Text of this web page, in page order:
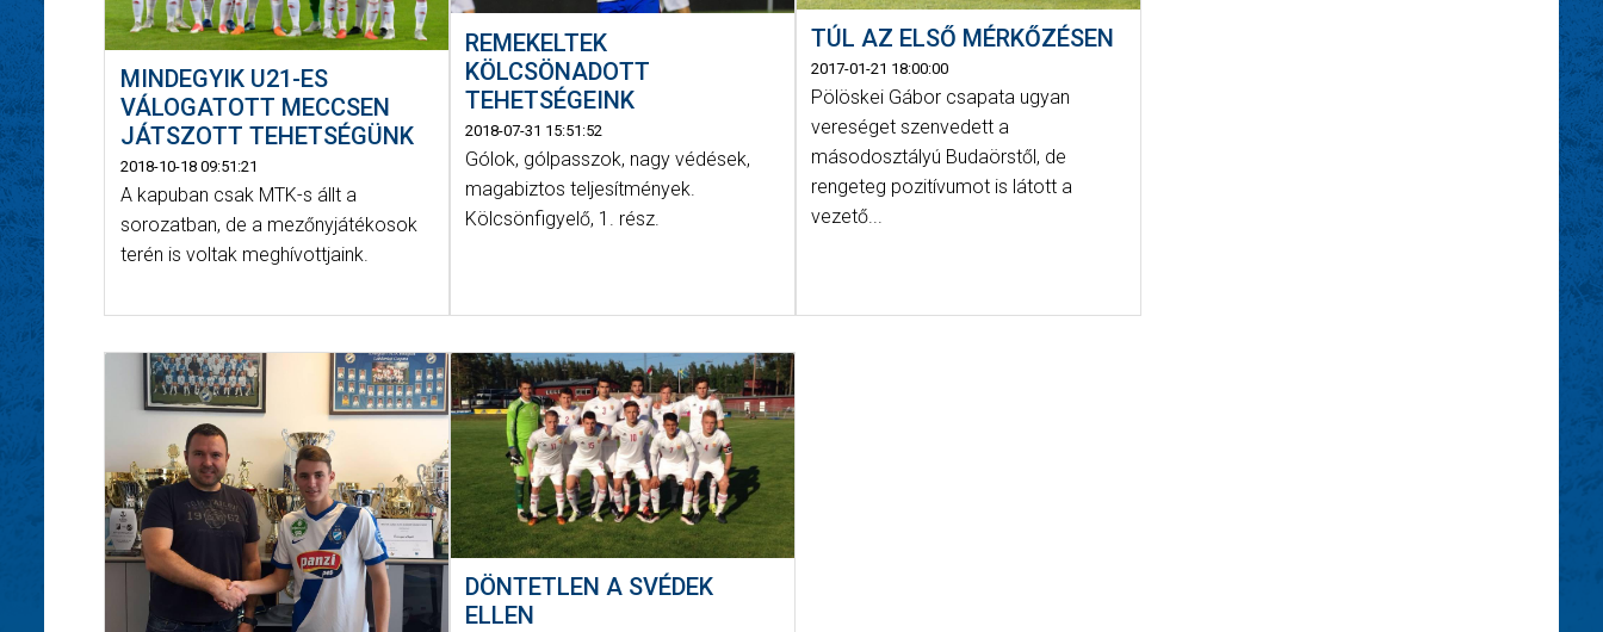
MINDEGYIK U21-ES
VÁLOGATOTT MECCSEN
JÁTSZOTT TEHETSÉGÜNK
2018-10-18 09:51:21
A kapuban csak MTK-s állt a
sorozatban, de a mezőnyjátékosok
terén is voltak meghívottjaink.
REMEKELTEK
KÖLCSÖNADOTT
TEHETSÉGEINK
2018-07-31 15:51:52
Gólok, gólpasszok, nagy védések,
magabiztos teljesítmények.
Kölcsönfigyelő, 1. rész.
TÚL AZ ELSŐ MÉRKŐZÉSEN
2017-01-21 18:00:00
Pölöskei Gábor csapata ugyan
vereséget szenvedett a
másodosztályú Budaörstől, de
rengeteg pozitívumot is látott a
vezető...
DÖNTETLEN A SVÉDEK
ELLEN